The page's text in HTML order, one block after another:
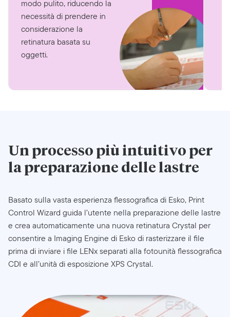
modo pulito, riducendo la
necessità di prendere in
considerazione la
retinatura basata su
oggetti.
Un processo più intuitivo per
la preparazione delle lastre
Basato sulla vasta esperienza flessografica di Esko, Print
Control Wizard guida l’utente nella preparazione delle lastre
e crea automaticamente una nuova retinatura Crystal per
consentire a Imaging Engine di Esko di rasterizzare il file
prima di inviare i file LENx separati alla fotounità flessografica
CDI e all’unità di esposizione XPS Crystal.